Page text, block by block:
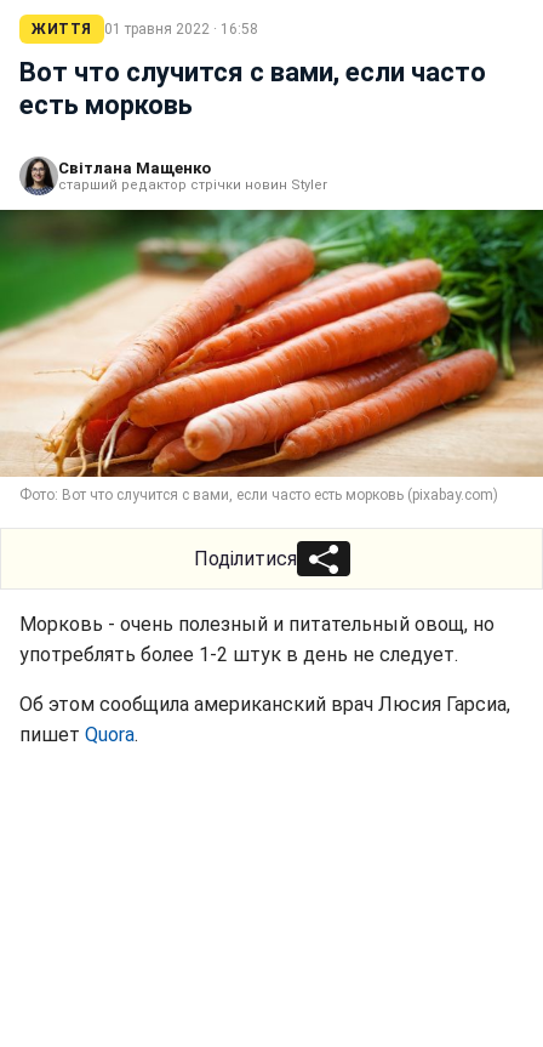
ЖИТТЯ 01 травня 2022 · 16:58
Вот что случится с вами, если часто
есть морковь
Світлана Мащенко
старший редактор стрічки новин Styler
Фото: Вот что случится с вами, если часто есть морковь (pixabay.com)
Поділитися
Морковь - очень полезный и питательный овощ, но
употреблять более 1-2 штук в день не следует.
Об этом сообщила американский врач Люсия Гарсиа,
пишет Quora.